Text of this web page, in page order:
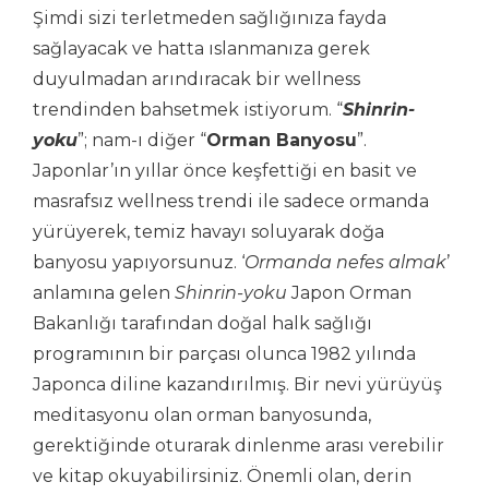
Şimdi sizi terletmeden sağlığınıza fayda
sağlayacak ve hatta ıslanmanıza gerek
duyulmadan arındıracak bir wellness
trendinden bahsetmek istiyorum. “Shinrin-
yoku”; nam-ı diğer “Orman Banyosu”.
Japonlar’ın yıllar önce keşfettiği en basit ve
masrafsız wellness trendi ile sadece ormanda
yürüyerek, temiz havayı soluyarak doğa
banyosu yapıyorsunuz. ‘Ormanda nefes almak’
anlamına gelen Shinrin-yoku Japon Orman
Bakanlığı tarafından doğal halk sağlığı
programının bir parçası olunca 1982 yılında
Japonca diline kazandırılmış. Bir nevi yürüyüş
meditasyonu olan orman banyosunda,
gerektiğinde oturarak dinlenme arası verebilir
ve kitap okuyabilirsiniz. Önemli olan, derin